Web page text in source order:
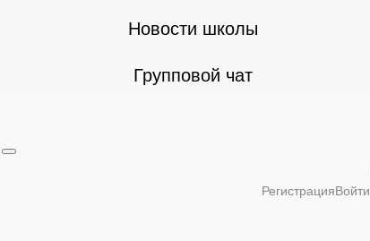
Новости школы
Групповой чат
Войти
Регистрация